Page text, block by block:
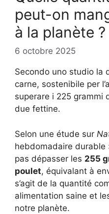
peut-on
à la planète ?
6 octobre 2025
Secondo uno studio la
carne, sostenibile per
superare i 225 grammi
due fettine.
Selon une étude sur
hebdomadaire
pas dépasser les 255
poulet, équivalant à
s’agit de la quantité
alimentation saine et
notre planète.